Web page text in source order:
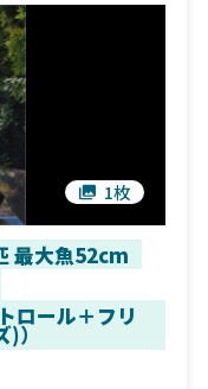
1枚
最大魚52cm
ロール＋フリ
)）